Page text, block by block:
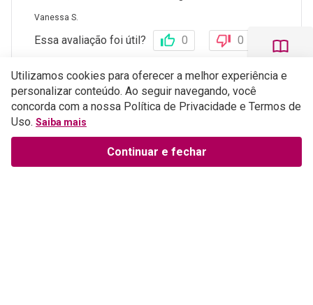
Vanessa S.
Essa avaliação foi útil? 0 0
1 - 5de 27
Perguntas e respostas
ESCREVER AVALIAÇÃO
Utilizamos cookies para oferecer a melhor experiência e
personalizar conteúdo. Ao seguir navegando, você
concorda com a nossa Política de Privacidade e Termos de
Uso. Saiba mais
Continuar e fechar